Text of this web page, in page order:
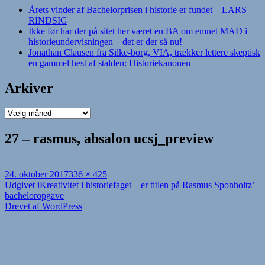
Årets vinder af Bachelorprisen i historie er fundet – LARS
RINDSIG
Ikke før har der på sitet her været en BA om emnet MAD i
historieundervisningen – det er der så nu!
Jonathan Clausen fra Silke-borg, VIA, trækker lettere skeptisk
en gammel hest af stalden: Historiekanonen
Arkiver
Arkiver
27 – rasmus, absalon ucsj_preview
Udgivet
i
24. oktober 2017Fuld
størrelse
336 × 425
Indlægsnavigation
Udgivet iKreativitet i historiefaget – er titlen på Rasmus Sponholtz’
bacheloropgave
Drevet af WordPress